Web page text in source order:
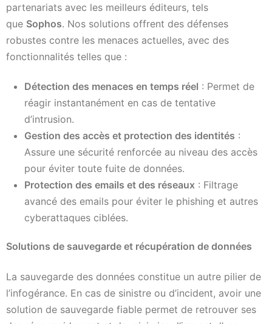
partenariats avec les meilleurs éditeurs, tels
que Sophos. Nos solutions offrent des défenses
robustes contre les menaces actuelles, avec des
fonctionnalités telles que :
Détection des menaces en temps réel : Permet de
réagir instantanément en cas de tentative
d’intrusion.
Gestion des accès et protection des identités :
Assure une sécurité renforcée au niveau des accès
pour éviter toute fuite de données.
Protection des emails et des réseaux : Filtrage
avancé des emails pour éviter le phishing et autres
cyberattaques ciblées.
Solutions de sauvegarde et récupération de données
La sauvegarde des données constitue un autre pilier de
l’infogérance. En cas de sinistre ou d’incident, avoir une
solution de sauvegarde fiable permet de retrouver ses